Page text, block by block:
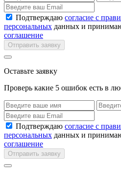
Подтверждаю согласие с
персональных данных и
соглашение
Отправить заявку
Оставьте заявку
Проверь какие 5 ошибок есть в
Подтверждаю согласие с
персональных данных и
соглашение
Отправить заявку